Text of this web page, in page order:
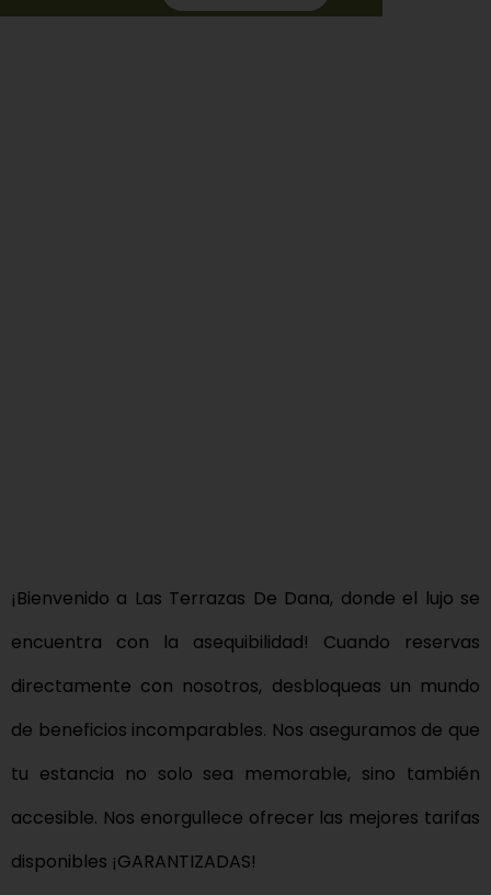
¡Bienvenido a Las Terrazas De Dana, donde el lujo se
encuentra con la asequibilidad! Cuando reservas
directamente con nosotros, desbloqueas un mundo
de beneficios incomparables. Nos aseguramos de que
tu estancia no solo sea memorable, sino también
accesible. Nos enorgullece ofrecer las mejores tarifas
disponibles ¡GARANTIZADAS!